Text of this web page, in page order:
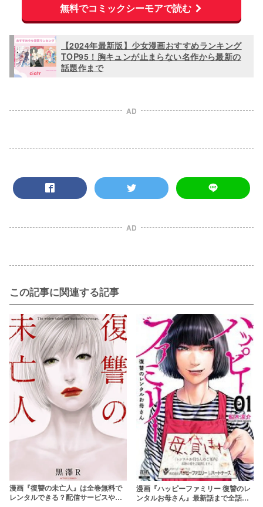
無料でコミックシーモアで読む
【2024年最新版】少女漫画おすすめランキング
TOP95！胸キュンが止まらない名作から最新の
話題作まで
AD
AD
この記事に関連する記事
漫画『復讐の未亡人』は全巻無料で
レンタルできる？配信サービスやア
漫画『ハッピーファミリー 復讐のレ
ンタルお母さん』最新話まで全話ネ